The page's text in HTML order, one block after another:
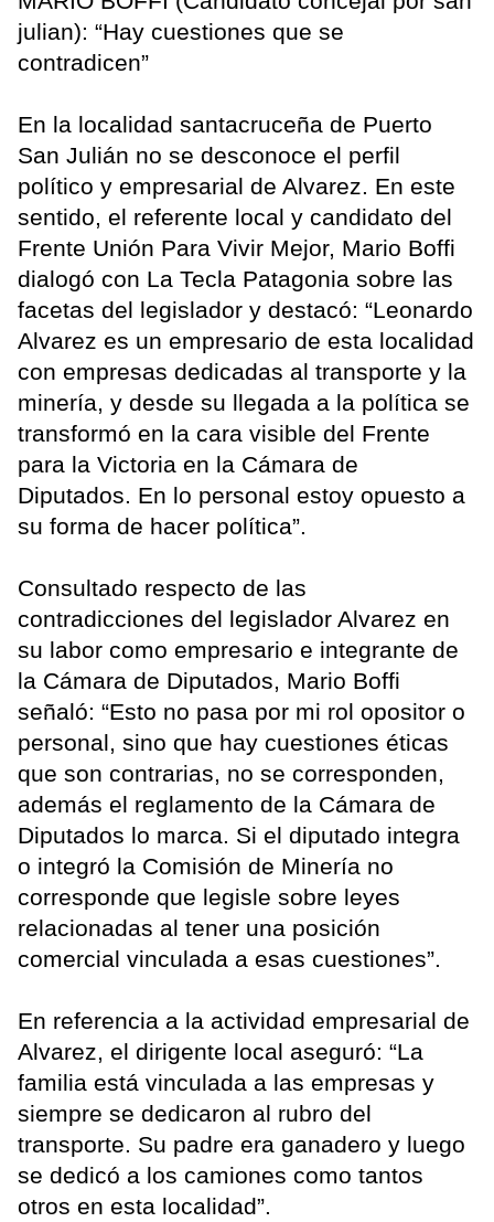
julian): “Hay cuestiones que se
contradicen”
En la localidad santacruceña de Puerto
San Julián no se desconoce el perfil
político y empresarial de Alvarez. En este
sentido, el referente local y candidato del
Frente Unión Para Vivir Mejor, Mario Boffi
dialogó con La Tecla Patagonia sobre las
facetas del legislador y destacó: “Leonardo
Alvarez es un empresario de esta localidad
con empresas dedicadas al transporte y la
minería, y desde su llegada a la política se
transformó en la cara visible del Frente
para la Victoria en la Cámara de
Diputados. En lo personal estoy opuesto a
su forma de hacer política”.
Consultado respecto de las
contradicciones del legislador Alvarez en
su labor como empresario e integrante de
la Cámara de Diputados, Mario Boffi
señaló: “Esto no pasa por mi rol opositor o
personal, sino que hay cuestiones éticas
que son contrarias, no se corresponden,
además el reglamento de la Cámara de
Diputados lo marca. Si el diputado integra
o integró la Comisión de Minería no
corresponde que legisle sobre leyes
relacionadas al tener una posición
comercial vinculada a esas cuestiones”.
En referencia a la actividad empresarial de
Alvarez, el dirigente local aseguró: “La
familia está vinculada a las empresas y
siempre se dedicaron al rubro del
transporte. Su padre era ganadero y luego
se dedicó a los camiones como tantos
otros en esta localidad”.